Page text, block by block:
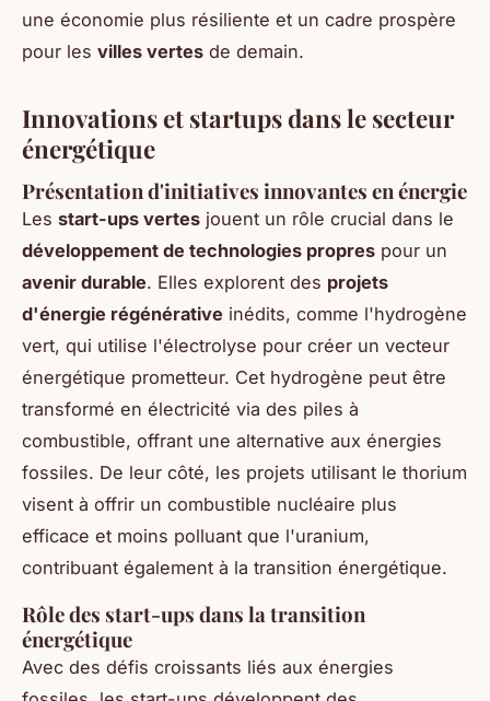
une économie plus résiliente et un cadre prospère
pour les villes vertes de demain.
Innovations et startups dans le secteur
énergétique
Présentation d'initiatives innovantes en énergie
Les start-ups vertes jouent un rôle crucial dans le
développement de technologies propres pour un
avenir durable. Elles explorent des projets
d'énergie régénérative inédits, comme l'hydrogène
vert, qui utilise l'électrolyse pour créer un vecteur
énergétique prometteur. Cet hydrogène peut être
transformé en électricité via des piles à
combustible, offrant une alternative aux énergies
fossiles. De leur côté, les projets utilisant le thorium
visent à offrir un combustible nucléaire plus
efficace et moins polluant que l'uranium,
contribuant également à la transition énergétique.
Rôle des start-ups dans la transition
énergétique
Avec des défis croissants liés aux énergies